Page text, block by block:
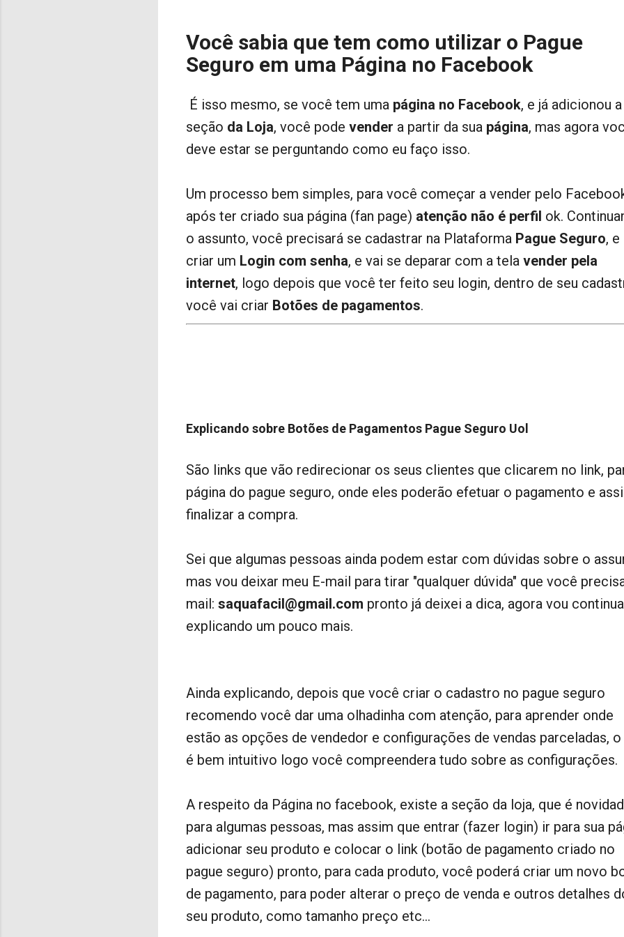
Você sabia que tem como utilizar o Pague
Seguro em uma Página no Facebook
É isso mesmo, se você tem uma página no Facebook, e já adicionou a
seção da Loja, você pode vender a partir da sua página, mas agora
deve estar se perguntando como eu faço isso.
Um processo bem simples, para você começar a vender pelo
após ter criado sua página (fan page) atenção não é perfil ok.
o assunto, você precisará se cadastrar na Plataforma Pague Seguro, e
criar um Login com senha, e vai se deparar com a tela vender pela
internet, logo depois que você ter feito seu login, dentro de seu
você vai criar Botões de pagamentos.
Explicando sobre Botões de Pagamentos Pague Seguro Uol
São links que vão redirecionar os seus clientes que clicarem no link,
página do pague seguro, onde eles poderão efetuar o pagamento e
finalizar a compra.
Sei que algumas pessoas ainda podem estar com dúvidas sobre o
mas vou deixar meu E-mail para tirar "qualquer dúvida" que você
mail: saquafacil@gmail.com pronto já deixei a dica, agora vou
explicando um pouco mais.
Ainda explicando, depois que você criar o cadastro no pague seguro
recomendo você dar uma olhadinha com atenção, para aprender onde
estão as opções de vendedor e configurações de vendas parceladas,
é bem intuitivo logo você compreendera tudo sobre as configurações.
A respeito da Página no facebook, existe a seção da loja, que é
para algumas pessoas, mas assim que entrar (fazer login) ir para sua
adicionar seu produto e colocar o link (botão de pagamento criado no
pague seguro) pronto, para cada produto, você poderá criar um novo
de pagamento, para poder alterar o preço de venda e outros detalhes
seu produto, como tamanho preço etc...